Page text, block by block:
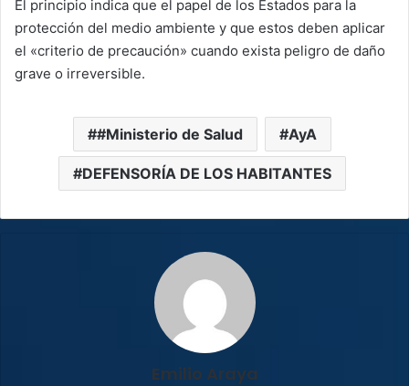
El principio indica que el papel de los Estados para la
protección del medio ambiente y que estos deben aplicar
el «criterio de precaución» cuando exista peligro de daño
grave o irreversible.
#Ministerio de Salud AyA
DEFENSORÍA DE LOS HABITANTES
Emilio Araya